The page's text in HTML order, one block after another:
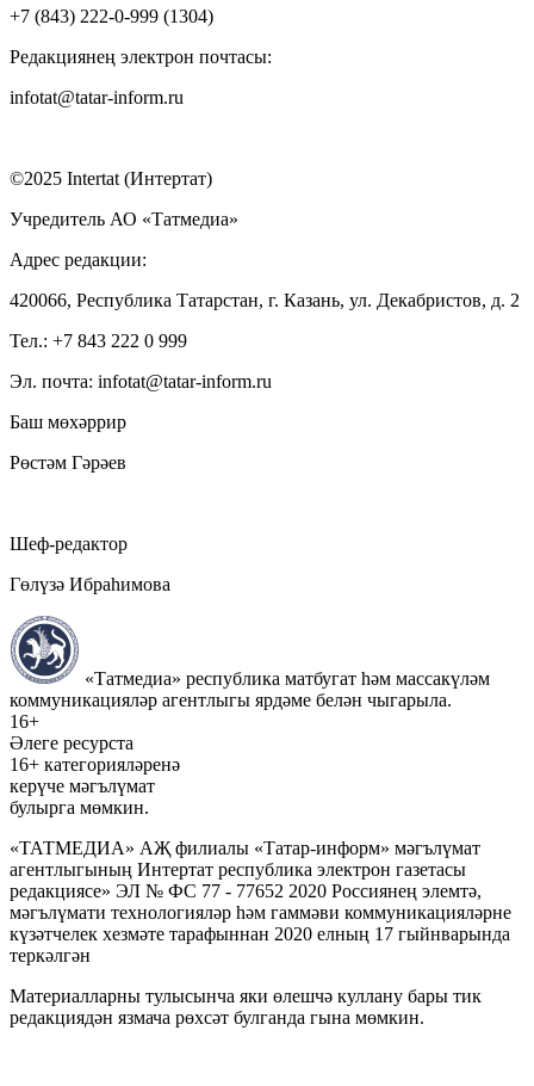
+7 (843) 222-0-999 (1304)
Редакциянең электрон почтасы:
infotat@tatar-inform.ru
©2025 Intertat (Интертат)
Учредитель АО «Татмедиа»
Адрес редакции:
420066, Республика Татарстан, г. Казань, ул. Декабристов, д. 2
Тел.: +7 843 222 0 999
Эл. почта: infotat@tatar-inform.ru
Баш мөхәррир
Рөстәм Гәрәев
Шеф-редактор
Гөлүзә Ибраһимова
«Татмедиа» республика матбугат һәм массакүләм
коммуникацияләр агентлыгы ярдәме белән чыгарыла.
16+
Әлеге ресурста
16+ категорияләренә
керүче мәгълүмат
булырга мөмкин.
«ТАТМЕДИА» АҖ филиалы «Татар-информ» мәгълүмат
агентлыгының Интертат республика электрон газетасы
редакциясе» ЭЛ № ФС 77 - 77652 2020 Россиянең элемтә,
мәгълүмати технологияләр һәм гаммәви коммуникацияләрне
күзәтчелек хезмәте тарафыннан 2020 елның 17 гыйнварында
теркәлгән
Материалларны тулысынча яки өлешчә куллану бары тик
редакциядән язмача рөхсәт булганда гына мөмкин.